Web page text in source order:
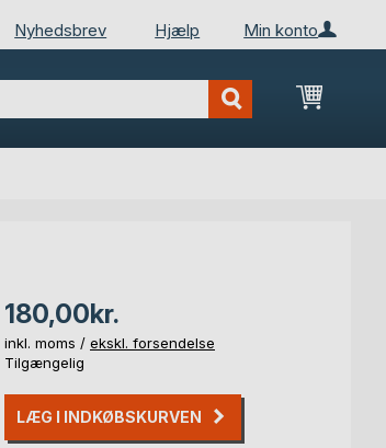
Min konto
Nyhedsbrev Hjælp
Min
180,00kr.
inkl. moms / ekskl. forsendelse
Tilgængelig
LÆG I INDKØBSKURVEN